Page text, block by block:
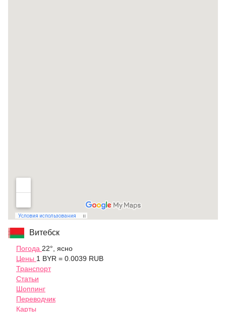
Витебск
Погода 22°, ясно
Цены 1 BYR = 0.0039 RUB
Транспорт
Статьи
Шоппинг
Переводчик
Карты